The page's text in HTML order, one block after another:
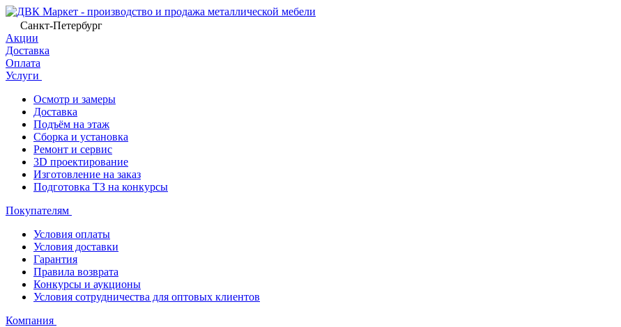
Санкт-Петербург
Акции
Доставка
Оплата
Услуги
Осмотр и замеры
Доставка
Подъём на этаж
Сборка и установка
Ремонт и сервис
3D проектирование
Изготовление на заказ
Подготовка ТЗ на конкурсы
Покупателям
Условия оплаты
Условия доставки
Гарантия
Правила возврата
Конкурсы и аукционы
Условия сотрудничества для оптовых клиентов
Компания